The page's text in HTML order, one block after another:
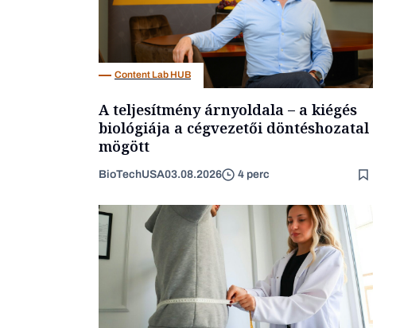
Content Lab HUB
A teljesítmény árnyoldala – a kiégés
biológiája a cégvezetői döntéshozatal
mögött
BioTechUSA03.08.2026 4 perc